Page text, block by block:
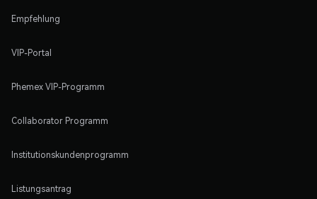
Empfehlung
VIP-Portal
Phemex VIP-Programm
Collaborator Programm
Institutionskundenprogramm
Listungsantrag